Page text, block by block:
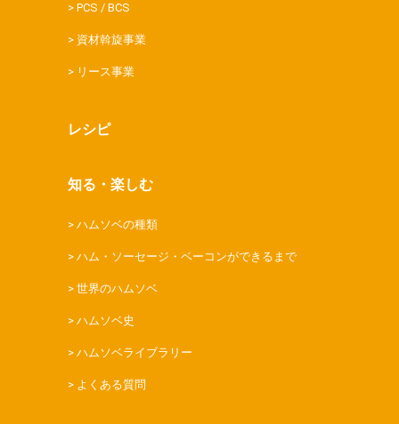
PCS / BCS
資材斡旋事業
リース事業
レシピ
知る・楽しむ
ハムソベの種類
ハム・ソーセージ・ベーコンができるまで
世界のハムソベ
ハムソベ史
ハムソベライブラリー
よくある質問